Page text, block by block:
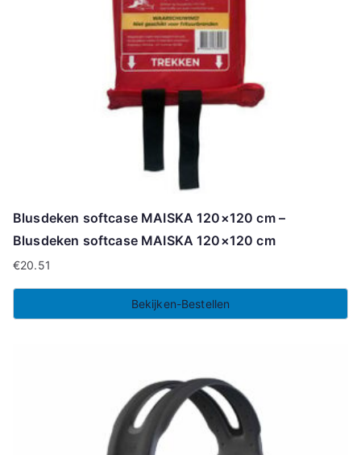
Blusdeken softcase MAISKA 120×120 cm –
Blusdeken softcase MAISKA 120×120 cm
€20.51
Bekijken-Bestellen